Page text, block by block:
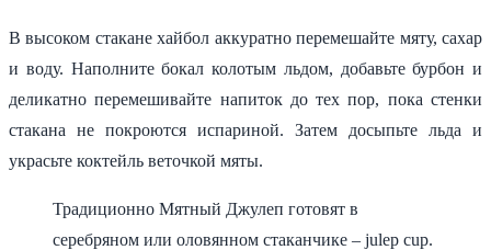
В высоком стакане хайбол аккуратно перемешайте мяту, сахар
и воду. Наполните бокал колотым льдом, добавьте бурбон и
деликатно перемешивайте напиток до тех пор, пока стенки
стакана не покроются испариной. Затем досыпьте льда и
украсьте коктейль веточкой мяты.
Традиционно Мятный Джулеп готовят в
серебряном или оловянном стаканчике – julep cup.